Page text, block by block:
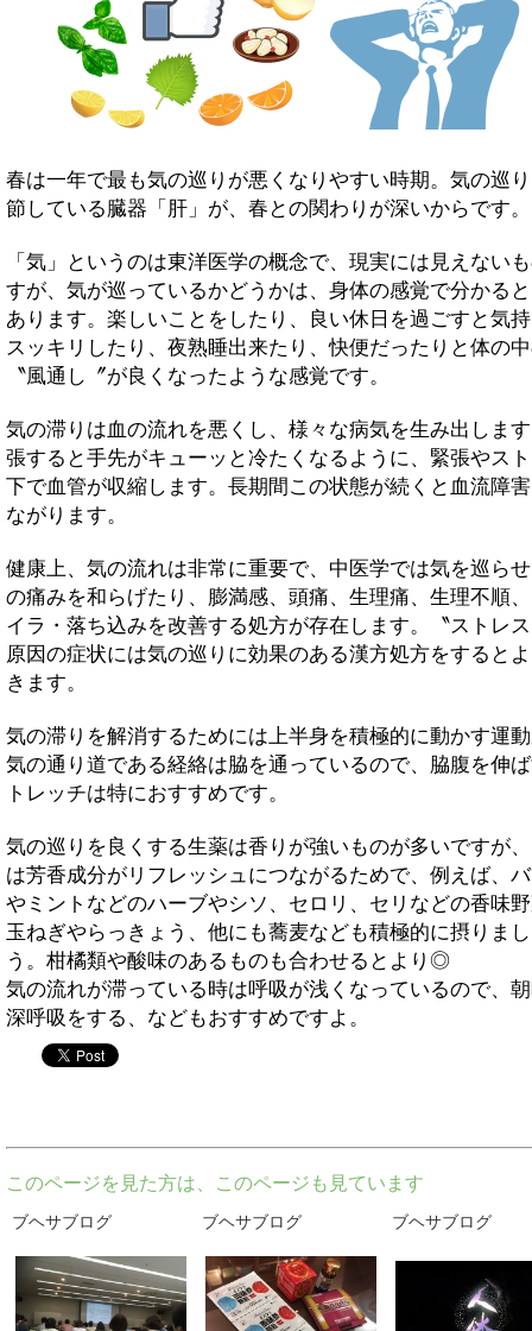
春は一年で最も気の巡りが悪くなりやすい時期。気の巡
節している臓器「肝」が、春との関わりが深いからです。
「気」というのは東洋医学の概念で、現実には見えない
すが、気が巡っているかどうかは、身体の感覚で分かる
あります。楽しいことをしたり、良い休日を過ごすと気
スッキリしたり、夜熟睡出来たり、快便だったりと体の
〝風通し〞が良くなったような感覚です。
気の滞りは血の流れを悪くし、様々な病気を生み出しま
張すると手先がキューッと冷たくなるように、緊張やス
下で血管が収縮します。長期間この状態が続くと血流障
ながります。
健康上、気の流れは非常に重要で、中医学では気を巡ら
の痛みを和らげたり、膨満感、頭痛、生理痛、生理不順
イラ・落ち込みを改善する処方が存在します。〝ストレ
原因の症状には気の巡りに効果のある漢方処方をすると
きます。
気の滞りを解消するためには上半身を積極的に動かす運
気の通り道である経絡は脇を通っているので、脇腹を伸
トレッチは特におすすめです。
気の巡りを良くする生薬は香りが強いものが多いですが
は芳香成分がリフレッシュにつながるためで、例えば、
やミントなどのハーブやシソ、セロリ、セリなどの香味
玉ねぎやらっきょう、他にも蕎麦なども積極的に摂りま
う。柑橘類や酸味のあるものも合わせるとより◎
気の流れが滞っている時は呼吸が浅くなっているので、
深呼吸をする、などもおすすめですよ。
このページを見た方は、このページも見ています
ブヘサブログ ブヘサブログ ブヘサブログ